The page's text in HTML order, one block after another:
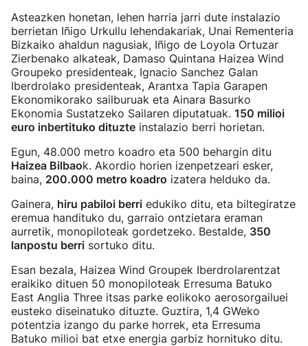
Asteazken honetan, lehen harria jarri dute instalazio
berrietan Iñigo Urkullu lehendakariak, Unai Rementeria
Bizkaiko ahaldun nagusiak, Iñigo de Loyola Ortuzar
Zierbenako alkateak, Damaso Quintana Haizea Wind
Groupeko presidenteak, Ignacio Sanchez Galan
Iberdrolako presidenteak, Arantxa Tapia Garapen
Ekonomikorako sailburuak eta Ainara Basurko
Ekonomia Sustatzeko Sailaren diputatuak. 150 milioi
euro inbertituko dituzte instalazio berri horietan.
Egun, 48.000 metro koadro eta 500 behargin ditu
Haizea Bilbaok. Akordio horien izenpetzeari esker,
baina, 200.000 metro koadro izatera helduko da.
Gainera, hiru pabiloi berri edukiko ditu, eta biltegiratze
eremua handituko du, garraio ontzietara eraman
aurretik, monopiloteak gordetzeko. Bestalde, 350
lanpostu berri sortuko ditu.
Esan bezala, Haizea Wind Groupek Iberdrolarentzat
eraikiko dituen 50 monopiloteak Erresuma Batuko
East Anglia Three itsas parke eolikoko aerosorgailuei
eusteko diseinatuko dituzte. Guztira, 1,4 GWeko
potentzia izango du parke horrek, eta Erresuma
Batuko milioi bat etxe energia garbiz hornituko ditu.